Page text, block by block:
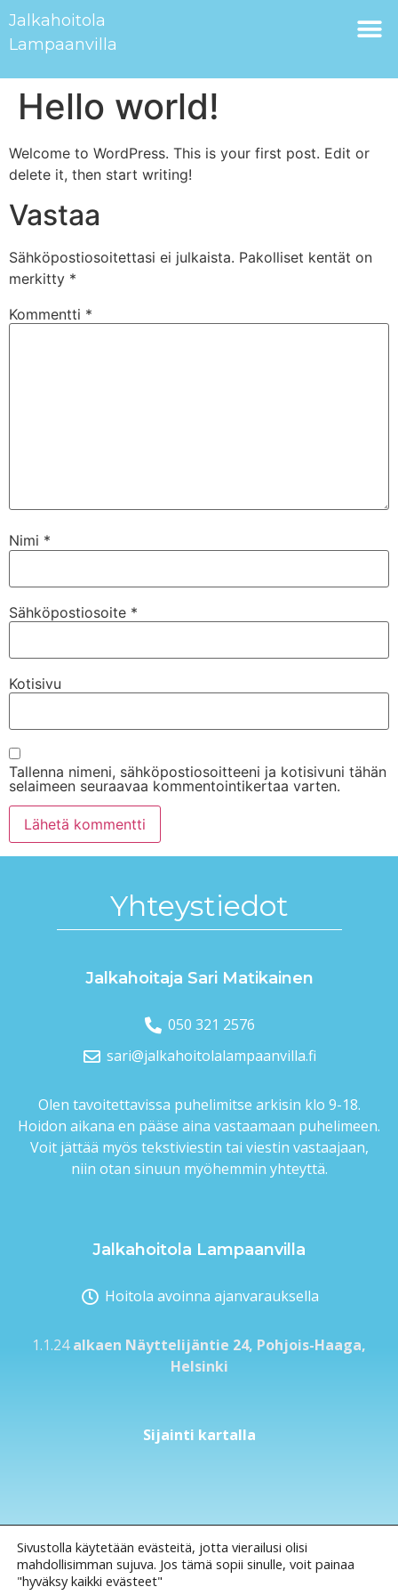
Jalkahoitola
Lampaanvilla
Hello world!
Welcome to WordPress. This is your first post. Edit or
delete it, then start writing!
Vastaa
Sähköpostiosoitettasi ei julkaista. Pakolliset kentät on
merkitty *
Kommentti *
Nimi *
Sähköpostiosoite *
Kotisivu
Tallenna nimeni, sähköpostiosoitteeni ja kotisivuni tähän
selaimeen seuraavaa kommentointikertaa varten.
Yhteys­tiedot
Jalkahoitaja Sari Matikainen
050 321 2576
sari@jalkahoitola­lampaanvilla.fi
Olen tavoitettavissa puhelimitse arkisin klo 9-18.
Hoidon aikana en pääse aina vastaamaan puhelimeen.
Voit jättää myös tekstiviestin tai viestin vastaajaan,
niin otan sinuun myöhemmin yhteyttä.
Jalkahoitola Lampaanvilla
Hoitola avoinna ajanvarauksella
1.1.24alkaen Näyttelijäntie 24, Pohjois-Haaga,
Helsinki
Sijainti kartalla
VARAA AIKA
Sivustolla käytetään evästeitä, jotta vierailusi olisi
mahdollisimman sujuva. Jos tämä sopii sinulle, voit painaa
"hyväksy kaikki evästeet"